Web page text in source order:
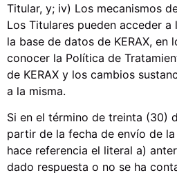
Titular, y; iv) Los mecanismos
Los Titulares pueden acceder
la base de datos de KERAX, en
conocer la Política de
de KERAX y los cambios
a la misma.
Si en el término de treinta (30)
partir de la fecha de envío de
hace referencia el literal a)
dado respuesta o no se ha